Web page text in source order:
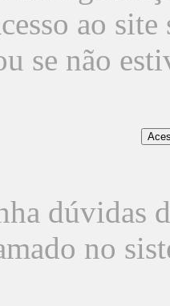
ao
se não
dúvidas
no